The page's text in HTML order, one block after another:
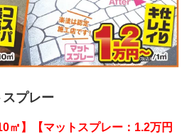
プレー
㎡】
【マットスプレー：1.2万円